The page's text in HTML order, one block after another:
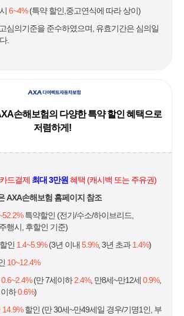
6~4%(특약 할인,중고연식에 따라 상이)
심의기준을 준수하였으며, 유효기간은 심의일
.
손해보험의 다양한 특약 할인 혜택으로
저렴하게!
드결제 최대 3만원 혜택 (캐시백 또는 주유권)
AXA손해보험 홈페이지 참조
특약할인 (전기/수소/하이브리드,
행시, 후할인 기준)
인 1.4~5.9%(3년 이내 5.9%, 3년 초과1.4%)
10~12.4%
0.6~2.4%(만 7세이하2.4%, 만8세~만12세 0.9%,
하0.6%)
14.9%할인 (만 30세~만49세일 경우/기명1인, 부